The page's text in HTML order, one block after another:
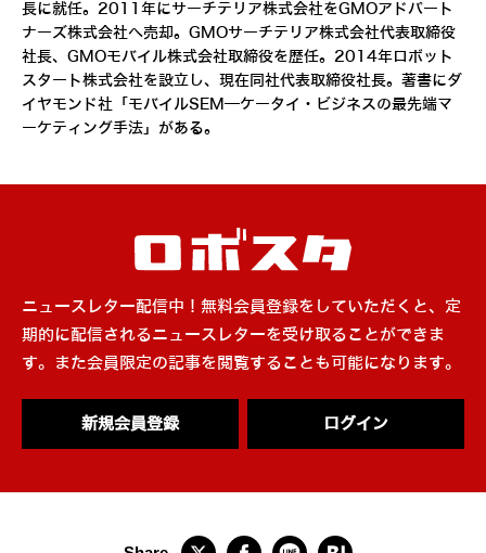
長に就任。2011年にサーチテリア株式会社をGMOアドパート
ナーズ株式会社へ売却。GMOサーチテリア株式会社代表取締役
社長、GMOモバイル株式会社取締役を歴任。2014年ロボット
スタート株式会社を設立し、現在同社代表取締役社長。著書にダ
イヤモンド社「モバイルSEM―ケータイ・ビジネスの最先端マ
ーケティング手法」がある。
ニュースレター配信中！無料会員登録をしていただくと、定
期的に配信されるニュースレターを受け取ることができま
す。また会員限定の記事を閲覧することも可能になります。
新規会員登録 ログイン